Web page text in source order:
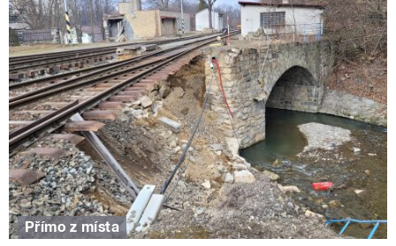
Přímo z místa